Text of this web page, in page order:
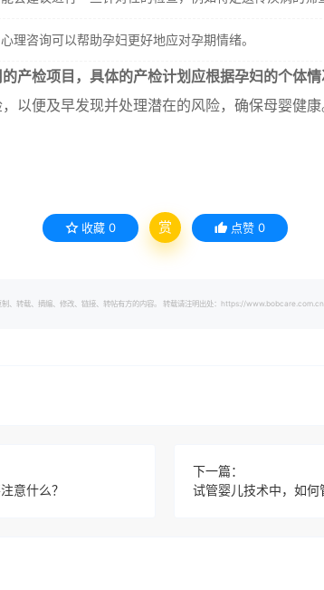
理咨询可以帮助孕妇更好地应对孕期情绪。
产检项目，具体的产检计划应根据孕妇的个体情
以便及早发现并处理潜在的风险，确保母婴健
收藏 0 赏 点赞 0
制、转载、摘编、修改、链接、转帖有方的内容。 转载请注明出处：https://
意什么？
下一篇：
试管婴儿技术中，如何